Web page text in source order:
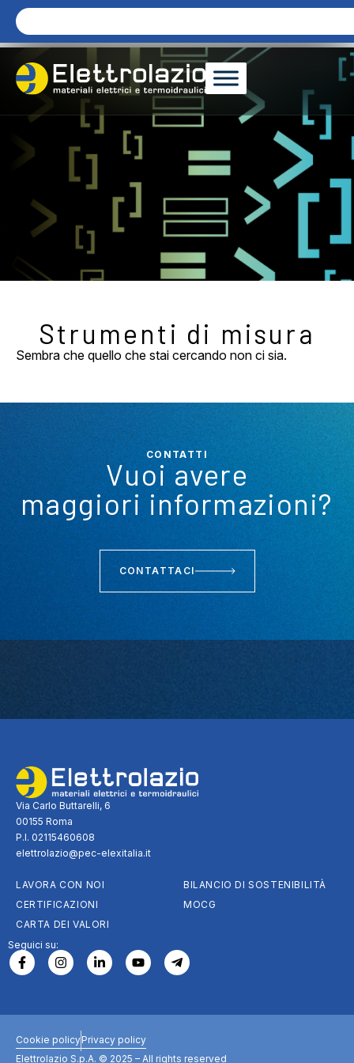
Strumenti di misura
Sembra che quello che stai cercando non ci sia.
CONTATTI
Vuoi avere
maggiori informazioni?
CONTATTACI
Via Carlo Buttarelli, 6
00155 Roma
P.I. 02115460608
elettrolazio@pec-elexitalia.it
LAVORA CON NOI
CERTIFICAZIONI
CARTA DEI VALORI
BILANCIO DI SOSTENIBILITÀ
MOCG
Seguici su:
Cookie policyPrivacy policy
Elettrolazio S.p.A. © 2025 – All rights reserved